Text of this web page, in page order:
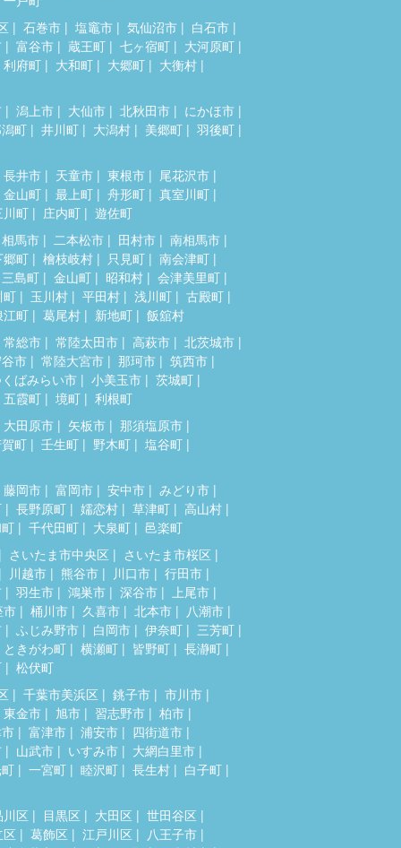
石巻市 塩竈市 気仙沼市
白石市
富谷市 蔵王町 七ヶ宿町
大河原町
利府町
大和町 大郷町 大衡村
潟上市 大仙市 北秋田市
にかほ市
町
井川町 大潟村 美郷町 羽後町
長井市 天童市 東根市
尾花沢市
金山町
最上町 舟形町
真室川町
川町
庄内町
遊佐町
相馬市
二本松市 田村市
南相馬市
郷町
檜枝岐村 只見町
南会津町
三島町
金山町 昭和村
会津美里町
町
玉川村 平田村 浅川町
古殿町
江町
葛尾村 新地町
飯舘村
常総市
常陸太田市 高萩市
北茨城市
市
常陸大宮市 那珂市
筑西市
ばみらい市
小美玉市
茨城町
五霞町
境町
利根町
大田原市
矢板市
那須塩原市
町
壬生町 野木町 塩谷町
藤岡市 富岡市 安中市
みどり市
長野原町 嬬恋村 草津町
高山村
千代田町 大泉町
邑楽町
さいたま市中央区
さいたま市桜区
川越市
熊谷市 川口市
行田市
羽生市 鴻巣市 深谷市
上尾市
市
桶川市 久喜市 北本市
八潮市
ふじみ野市 白岡市 伊奈町
三芳町
ときがわ町
横瀬町 皆野町
長瀞町
松伏町
千葉市美浜区 銚子市
市川市
東金市
旭市 習志野市
柏市
富津市 浦安市
四街道市
山武市 いすみ市
大網白里市
一宮町 睦沢町 長生村 白子町
川区 目黒区 大田区
世田谷区
葛飾区 江戸川区
八王子市